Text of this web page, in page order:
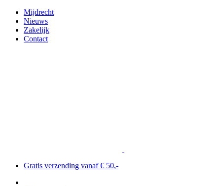
Mijdrecht
Nieuws
Zakelijk
Contact
Gratis verzending vanaf € 50,-